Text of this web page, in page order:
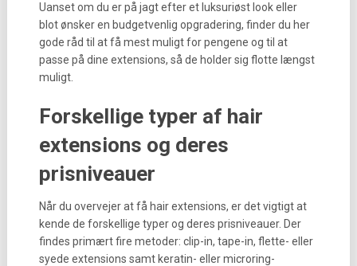
Uanset om du er på jagt efter et luksuriøst look eller
blot ønsker en budgetvenlig opgradering, finder du her
gode råd til at få mest muligt for pengene og til at
passe på dine extensions, så de holder sig flotte længst
muligt.
Forskellige typer af hair
extensions og deres
prisniveauer
Når du overvejer at få hair extensions, er det vigtigt at
kende de forskellige typer og deres prisniveauer. Der
findes primært fire metoder: clip-in, tape-in, flette- eller
syede extensions samt keratin- eller microring-